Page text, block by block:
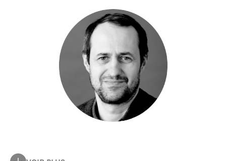
Auteur de nombreux ouvrages, il a notamment publié La